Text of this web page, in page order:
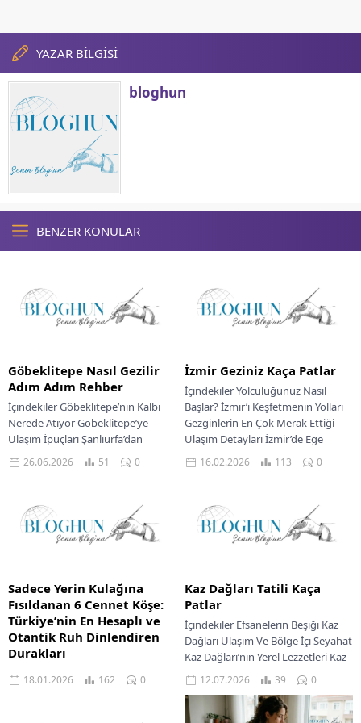
YAZAR BİLGİSİ
bloghun
BENZER KONULAR
Göbeklitepe Nasıl Gezilir
Adım Adım Rehber
İçindekiler Göbeklitepe’nin Kalbi
Nerede Atıyor Göbeklitepe’ye
Ulaşım İpuçları Şanlıurfa’dan
Göbeklitepe’ye Yerel Ulaşım
Şanlıurfa Mutfağının Eşsiz
Seçenekleri Şanlıurfa...
26.06.2026 51 0
İzmir Geziniz Kaça Patlar
İçindekiler Yolculuğunuz Nasıl
Başlar? İzmir’i Keşfetmenin Yolları
Gezginlerin En Çok Merak Ettiği
Ulaşım Detayları İzmir’de Ege
Sofrasında Bir Lezzet Şöleni...
16.02.2026 113 0
Sadece Yerin Kulağına
Fısıldanan 6 Cennet Köşe:
Türkiye’nin En Hesaplı ve
Otantik Ruh Dinlendiren
Durakları
Türkiye'nin dört bir yanında,
kalabalıklardan uzak, ruhu
18.01.2026 162 0
Kaz Dağları Tatili Kaça
Patlar
İçindekiler Efsanelerin Beşiği Kaz
Dağları Ulaşım Ve Bölge İçi Seyahat
Kaz Dağları’nın Yerel Lezzetleri Kaz
Dağları’nda Konaklama İmkanları
Kaz Dağları’na...
12.07.2026 39 0